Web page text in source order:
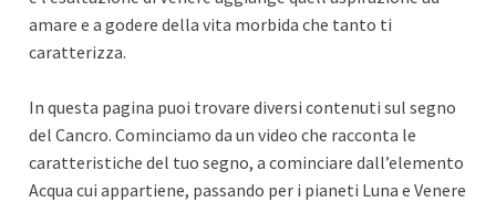
amare e a godere della vita morbida che tanto ti
caratterizza.
In questa pagina puoi trovare diversi contenuti sul segno
del Cancro. Cominciamo da un video che racconta le
caratteristiche del tuo segno, a cominciare dall’elemento
Acqua cui appartiene, passando per i pianeti Luna e Venere